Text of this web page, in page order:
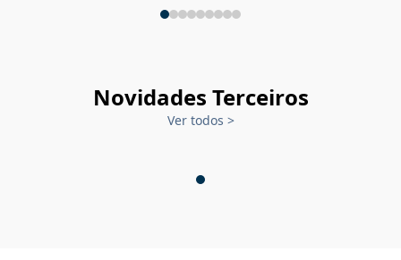
Novidades Terceiros
Ver todos >